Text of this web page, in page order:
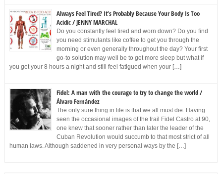
Always Feel Tired? It’s Probably Because Your Body Is Too
Acidic / JENNY MARCHAL
Do you constantly feel tired and worn down? Do you find
you need stimulants like coffee to get you through the
morning or even generally throughout the day? Your first
go-to solution may well be to get more sleep but what if
you get your 8 hours a night and still feel fatigued when your […]
Fidel: A man with the courage to try to change the world /
Álvaro Fernández
The only sure thing in life is that we all must die. Having
seen the occasional images of the frail Fidel Castro at 90,
one knew that sooner rather than later the leader of the
Cuban Revolution would succumb to that most strict of all
human laws. Although saddened in very personal ways by the […]